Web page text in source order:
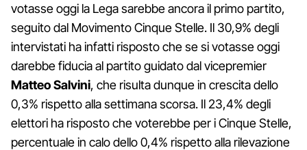
votasse oggi la Lega sarebbe ancora il primo partito,
seguito dal Movimento Cinque Stelle. Il 30,9% degli
intervistati ha infatti risposto che se si votasse oggi
darebbe fiducia al partito guidato dal vicepremier
Matteo Salvini, che risulta dunque in crescita dello
0,3% rispetto alla settimana scorsa. Il 23,4% degli
elettori ha risposto che voterebbe per i Cinque Stelle,
percentuale in calo dello 0,4% rispetto alla rilevazione